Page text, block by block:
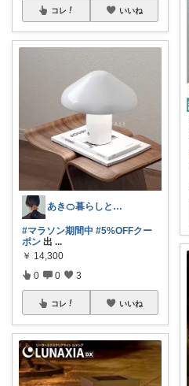
コレ いいね
あき🍊暮らしとインテリア
#マラソン期間中 #5%OFFクー
ポン 出 ...
￥ 14,300
0 0 3
コレ いいね